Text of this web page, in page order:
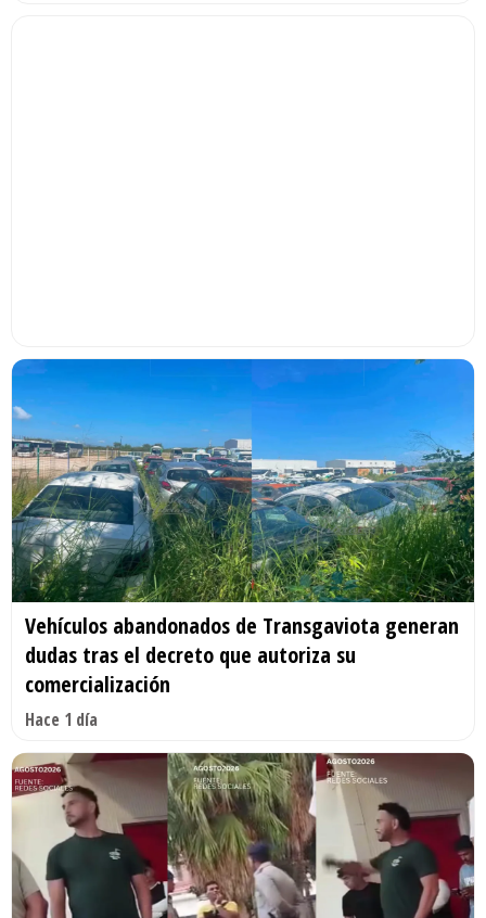
Vehículos abandonados de Transgaviota generan
dudas tras el decreto que autoriza su
comercialización
Hace 1 día